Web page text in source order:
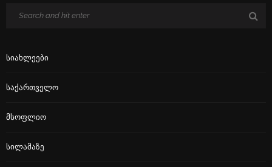
Სიახლეები
Საქართველო
Მსოფლიო
Სილამაზე